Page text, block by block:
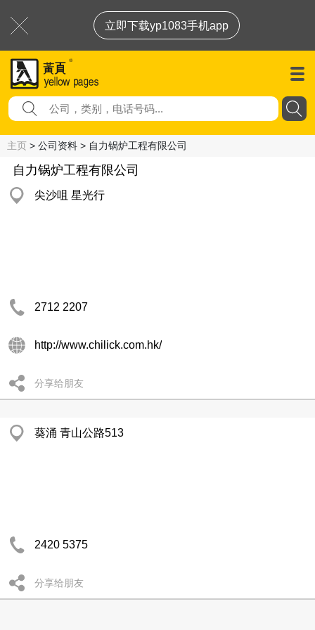
立即下载yp1083手机app
主页 > 公司资料 > 自力锅炉工程有限公司
自力锅炉工程有限公司
尖沙咀 星光行
2712 2207
http://www.chilick.com.hk/
分享给朋友
葵涌 青山公路513
2420 5375
分享给朋友